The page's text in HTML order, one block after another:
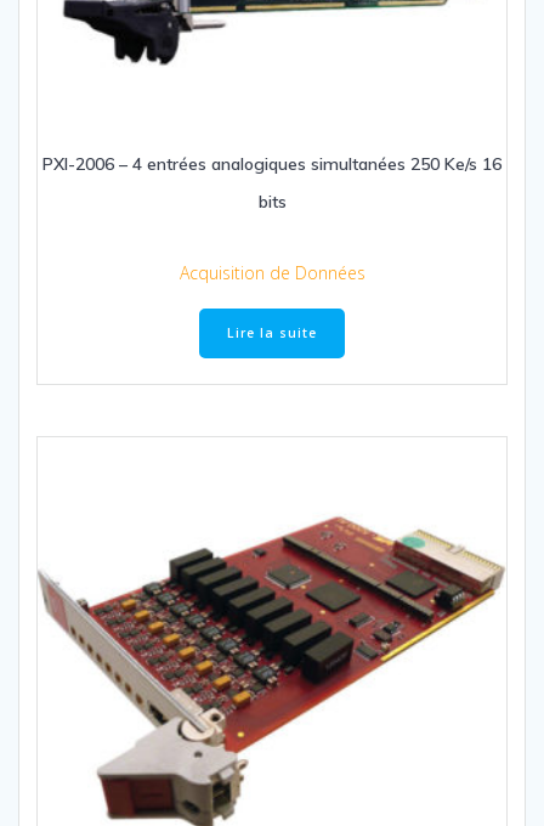
PXI-2006 – 4 entrées analogiques simultanées 250 Ke/s 16
bits
Acquisition de Données
Lire la suite